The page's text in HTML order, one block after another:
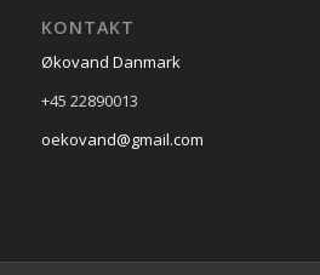
KONTAKT
Økovand Danmark
+45 22890013
oekovand@gmail.com